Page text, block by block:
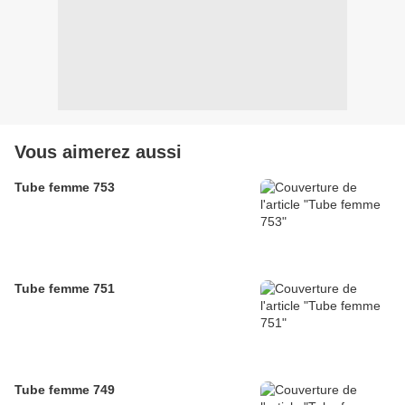
Vous aimerez aussi
Tube femme 753
Tube femme 751
Tube femme 749